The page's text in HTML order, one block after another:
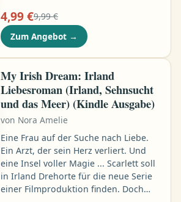
Doch dann begegnet sie Mason. Er
mag es eigentlich genauso
unverbindlich wie sie, doch das
Schicksal hat andere Pläne. Plötzlich
geraten ihre kontrollierten Welten ins
Wanken, und aus einem heißen
Abenteuer wird ein emotionales
Durcheinander, das alles verändern
könnte …
4,99 €9,99 €
Zum Angebot →
My Irish Dream: Irland
Liebesroman (Irland, Sehnsucht
und das Meer) (Kindle Ausgabe)
von Nora Amelie
Eine Frau auf der Suche nach Liebe.
Ein Arzt, der sein Herz verliert. Und
eine Insel voller Magie ... Scarlett soll
in Irland Drehorte für die neue Serie
einer Filmproduktion finden. Doch